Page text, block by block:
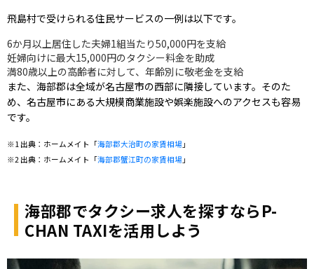
飛島村で受けられる住民サービスの一例は以下です。
6か月以上居住した夫婦1組当たり50,000円を支給
妊婦向けに最大15,000円のタクシー料金を助成
満80歳以上の高齢者に対して、年齢別に敬老金を支給
また、海部郡は全域が名古屋市の西部に隣接しています。そのた
め、名古屋市にある大規模商業施設や娯楽施設へのアクセスも容易
です。
※1 出典：ホームメイト「海部郡大治町の家賃相場 」
※2 出典：ホームメイト「海部郡蟹江町の家賃相場 」
海部郡でタクシー求人を探すならP-
CHAN TAXIを活用しよう